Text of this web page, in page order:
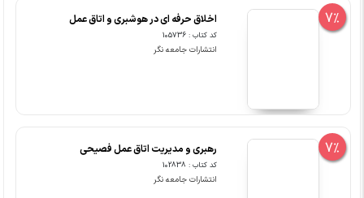
7% اخلاق حرفه ای در هوشبری و اتاق عمل
کد کتاب : 105736
انتشارات جامعه نگر
7% رهبری و مدیریت اتاق عمل فصیحی
کد کتاب : 102838
انتشارات جامعه نگر